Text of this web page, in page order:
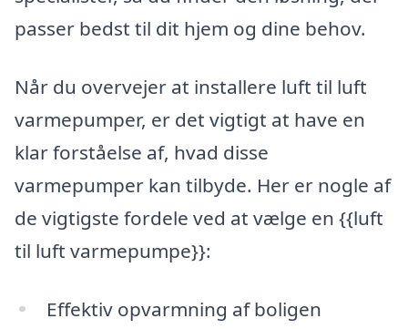
passer bedst til dit hjem og dine behov.
Når du overvejer at installere luft til luft
varmepumper, er det vigtigt at have en
klar forståelse af, hvad disse
varmepumper kan tilbyde. Her er nogle af
de vigtigste fordele ved at vælge en {{luft
til luft varmepumpe}}:
Effektiv opvarmning af boligen